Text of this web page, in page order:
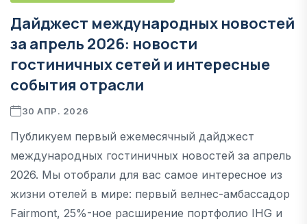
Дайджест международных новостей
за апрель 2026: новости
гостиничных сетей и интересные
события отрасли
30 АПР. 2026
Публикуем первый ежемесячный дайджест
международных гостиничных новостей за апрель
2026. Мы отобрали для вас самое интересное из
жизни отелей в мире: первый велнес-амбассадор
Fairmont, 25%-ное расширение портфолио IHG и